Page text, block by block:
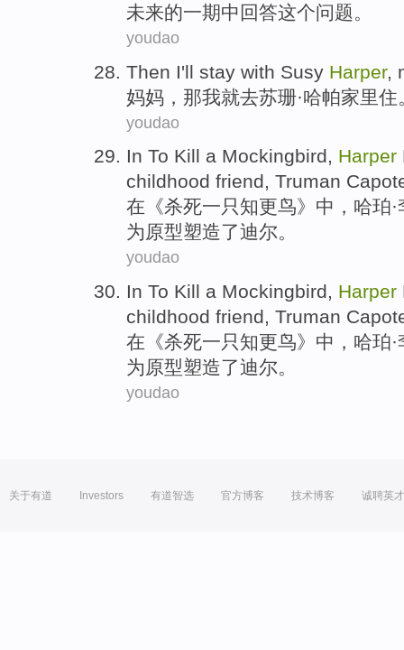
未来的一期中回答这个问题。
youdao
Then I'll stay with Susy Harper,
妈妈 ， 那我就去苏珊·哈帕家里住
youdao
In To Kill a Mockingbird, Harper
childhood friend, Truman
在 《杀死一只知更鸟》中，哈珀·
为原型塑造了迪尔。
youdao
In To Kill a Mockingbird, Harper
childhood friend, Truman
在 《杀死一只知更鸟》中，哈珀·
为原型塑造了迪尔。
youdao
关于有道 Investors 有道智选 官方博客 技术博客 诚聘英才